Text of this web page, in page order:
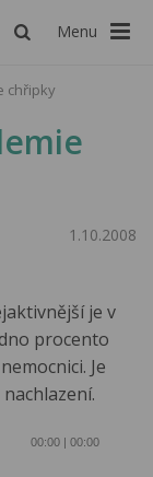
Menu
chřipky
1.10.2008
je v
procento
Je
00:00 | 00:00